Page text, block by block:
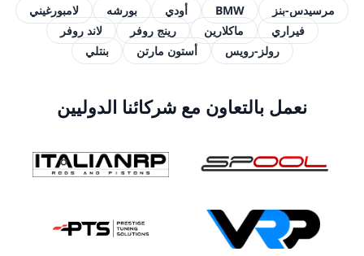
مرسيدس-بنز BMW أودي بورشه
لامبورغيني
فيراري
ماكلارين رينج روفر
لاند روفر
رولز-رويس
أستون مارتن بنتلي
نعمل بالتعاون مع شركائنا الدوليين